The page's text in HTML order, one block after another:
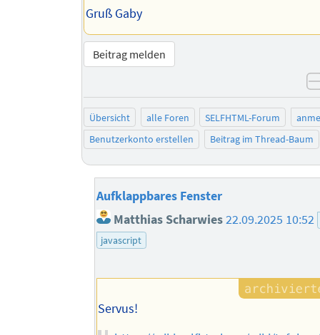
Gruß Gaby
Beitrag melden
Übersicht alle Foren SELFHTML-Forum
Benutzerkonto erstellen
Beitrag im Thread-Baum
Aufklappbares Fenster
Matthias Scharwies22.09.2025 10:52
javascript
Servus!